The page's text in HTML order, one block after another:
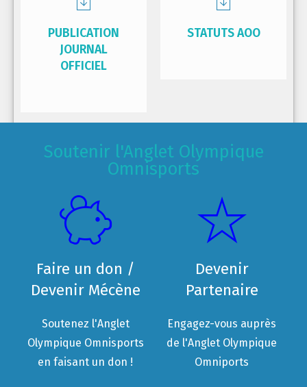
PUBLICATION
JOURNAL
OFFICIEL
STATUTS AOO
Soutenir l'Anglet Olympique
Omnisports
Faire un don /
Devenir Mécène
Soutenez l'Anglet
Olympique Omnisports
en faisant un don !
Devenir
Partenaire
Engagez-vous auprès
de l'Anglet Olympique
Omniports